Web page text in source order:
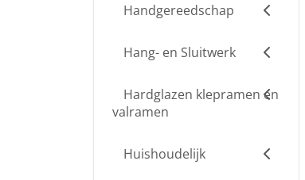
Handgereedschap
Hang- en Sluitwerk
Hardglazen klepramen en
valramen
Huishoudelijk